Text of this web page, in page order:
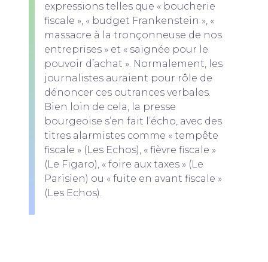
expressions telles que « boucherie
fiscale », « budget Frankenstein », «
massacre à la tronçonneuse de nos
entreprises » et « saignée pour le
pouvoir d’achat ». Normalement, les
journalistes auraient pour rôle de
dénoncer ces outrances verbales.
Bien loin de cela, la presse
bourgeoise s’en fait l’écho, avec des
titres alarmistes comme « tempête
fiscale » (Les Echos), « fièvre fiscale »
(Le Figaro), « foire aux taxes » (Le
Parisien) ou « fuite en avant fiscale »
(Les Echos).